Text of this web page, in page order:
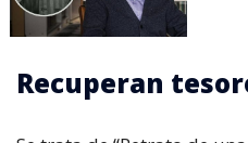
Recuperan